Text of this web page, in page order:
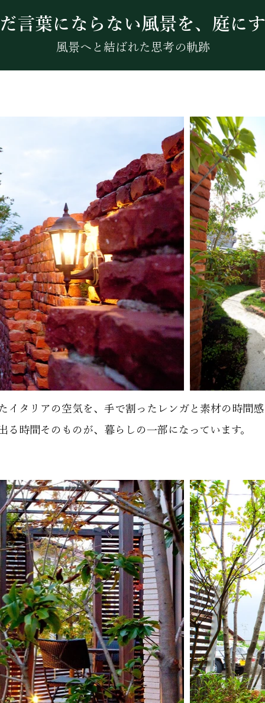
言葉にならない風景を、庭に
風景へと結ばれた思考の軌跡
イタリアの空気を、手で割ったレンガと素材の時間
る時間そのものが、暮らしの一部になっています。